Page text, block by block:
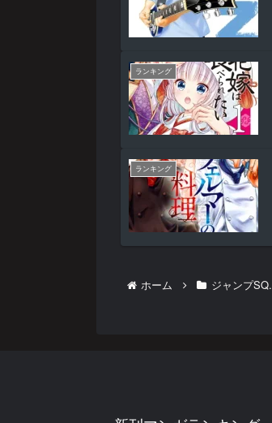
ランキング
ランキング
ホーム ジャンプSQ.